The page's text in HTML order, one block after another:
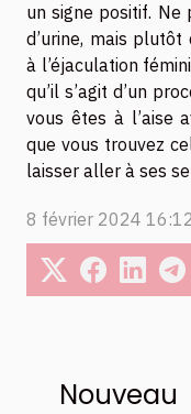
un signe positif. Ne
d’urine, mais plutôt
à l’éjaculation
qu’il s’agit d’un
vous êtes à l’aise
que vous trouvez
laisser aller à ses
8 février 2024 16:12
Nouveau